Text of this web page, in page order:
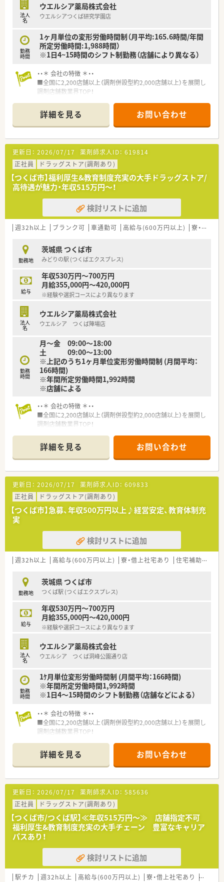
法人
名
ウエルシア薬局株式会社
ウエルシアつくば研究学園店
勤務
時間
1ヶ月単位の変形労働時間制（月平均:165.6時間/年間
所定労働時間:1,988時間）
※1日4~15時間のシフト制勤務（店舗により異なる）
・・＊ 会社の特徴 ＊・・
■全国に2,200店舗以上（調剤併設型約2,000店舗以上）を展開し
調剤店舗数業界TOP！
頑張り次第で高給与も可能！
■経験や勤務コースによりますが、経験の少ない方でも500万前
半スタートと業界TOP水準！
■職種や職域に合わせ、豊富な社内研修や外部組織と連携した研
修を用意されています
■薬剤師が中心の会社だからこそ活躍できるキャリアパスが多
種多様に用意されています。
■店舗拡大に伴い、エリアマネジャーや営業部長等のマネジメン
トのポジションも増えます。
■在宅や教育等の専門性を活かせるスペシャリストを目指すこ
とも可能です。
■その他にも、管理部門や商品部門等の本社スタッフなど活動領
域は多種多様です。
■在宅実施店舗は年々増加しており、在宅医療へもしっかりと関
■育児休暇は3歳まで取得が可能で、時短制度は小学5年生まで
時短勤務ができるよう変更予定です。
■年間休日が120日とワークライフバランスが整っています
■日用品から常備薬まで、従業員割引制度など嬉しいメリットも
たくさんあります！
詳細を見る お問い合わせ
更新日： 2026/07/17 薬剤師求人ID： 619814
正社員
ドラッグストア(調剤あり)
【つくば市】福利厚生&教育制度充実の大手ドラッグストア/
高待遇が魅力・年収515万円～！
検討リストに追加
週32h以上 ブランク可 車通勤可 高給与(600万円以上) 寮・借上社宅あり
勤務地
茨城県 つくば市
みどりの駅 (つくばエクスプレス)
給与
年収530万円～700万円
月給355,000円～420,000円
※経験や選択コースにより異なります
法人
名
ウエルシア薬局株式会社
ウエルシア つくば陣場店
勤務
時間
月～金 09:00〜18:00
土 09:00〜13:00
※上記のうち1ヶ月単位変形労働時間制 (月間平均：
166時間)
※年間所定労働時間1,992時間
※店舗による
・・＊ 会社の特徴 ＊・・
■全国に2,200店舗以上（調剤併設型約2,000店舗以上）を展開し
調剤店舗数業界TOP！
頑張り次第で高給与も可能！
■経験や勤務コースによりますが、経験の少ない方でも500万前
半スタートと業界TOP水準！
■職種や職域に合わせ、豊富な社内研修や外部組織と連携した研
修を用意されています
■薬剤師が中心の会社だからこそ活躍できるキャリアパスが多
種多様に用意されています。
■店舗拡大に伴い、エリアマネジャーや営業部長等のマネジメン
トのポジションも増えます。
とも可能です。
■その他にも、管理部門や商品部門等の本社スタッフなど活動領
域は多種多様です。
■在宅実施店舗は年々増加しており、在宅医療へもしっかりと関
■育児休暇は3歳まで取得が可能で、時短制度は小学5年生まで
時短勤務ができるよう変更予定です。
■年間休日が120日とワークライフバランスが整っています
■日用品から常備薬まで、従業員割引制度など嬉しいメリットも
たくさんあります！
詳細を見る お問い合わせ
更新日： 2026/07/17 薬剤師求人ID： 609833
正社員
ドラッグストア(調剤あり)
【つくば市】急募、年収500万円以上♪経営安定、教育体制充
実
検討リストに追加
週32h以上 高給与(600万円以上) 寮・借上社宅あり 住宅補助(手当)あり
勤務地
茨城県 つくば市
つくば駅 (つくばエクスプレス)
給与
年収530万円～700万円
月給355,000円～420,000円
※経験や選択コースにより異なります
法人
名
ウエルシア薬局株式会社
ウエルシア つくば洞峰公園通り店
勤務
時間
1ｹ月単位変形労働時間制 (月間平均：166時間)
※年間所定労働時間1,992時間
※1日4～15時間のシフト制勤務（店舗などによる）
・・＊ 会社の特徴 ＊・・
■全国に2,200店舗以上（調剤併設型約2,000店舗以上）を展開し
調剤店舗数業界TOP！
頑張り次第で高給与も可能！
■経験や勤務コースによりますが、経験の少ない方でも500万前
半スタートと業界TOP水準！
■職種や職域に合わせ、豊富な社内研修や外部組織と連携した研
修を用意されています
■薬剤師が中心の会社だからこそ活躍できるキャリアパスが多
種多様に用意されています。
■店舗拡大に伴い、エリアマネジャーや営業部長等のマネジメン
トのポジションも増えます。
■在宅や教育等の専門性を活かせるスペシャリストを目指すこ
とも可能です。
■その他にも、管理部門や商品部門等の本社スタッフなど活動領
域は多種多様です。
■在宅実施店舗は年々増加しており、在宅医療へもしっかりと関
わる事ができます。
詳細を見る お問い合わせ
更新日： 2026/07/17 薬剤師求人ID： 585636
正社員
ドラッグストア(調剤あり)
【つくば市/つくば駅】≪年収515万円～≫ 店舗指定不可
福利厚生&教育制度充実の大手チェーン 豊富なキャリア
パスあり！
検討リストに追加
駅チカ 週32h以上 高給与(600万円以上) 寮・借上社宅あり 住宅補